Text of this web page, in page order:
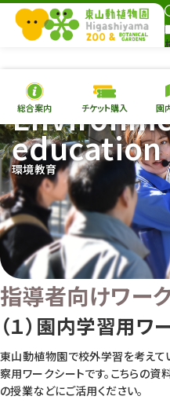
総合案内 チケット購入 園
環境教育
education
指導者向けワー
（１）園内学習用ワ
東山動植物園で校外学習を考えて
察用ワークシートです。こちらの資
の授業などにご活用ください。